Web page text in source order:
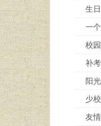
生
一
校
补
阳
少
友